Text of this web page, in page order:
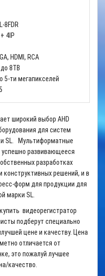
8FDR
4IP
HDMI, RCA
8TB
5-ти мегапикселей
широкий выбор AHD
для систем
SL. Мультиформатные
развивающееся
разработках
конструктивных решений, и в
форм для продукции для
марки SL.
видеорегистратор
подберут специально
цене и качеству. Цена
отличается от
это пожалуй лучшее
качество.